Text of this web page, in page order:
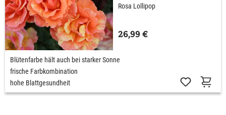
Rosa Lollipop
26,99 €
Blütenfarbe hält auch bei starker Sonne
frische Farbkombination
hohe Blattgesundheit